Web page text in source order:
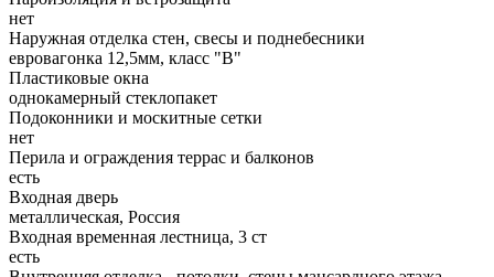
нет
Наружная отделка стен, свесы и поднебесники
евровагонка 12,5мм, класс "В"
Пластиковые окна
однокамерный стеклопакет
Подоконники и москитные сетки
нет
Перила и ограждения террас и балконов
есть
Входная дверь
металлическая, Россия
Входная временная лестница, 3 ст
есть